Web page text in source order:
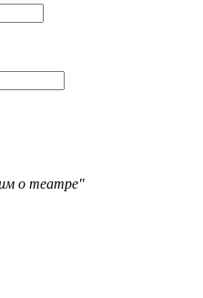
о театре"